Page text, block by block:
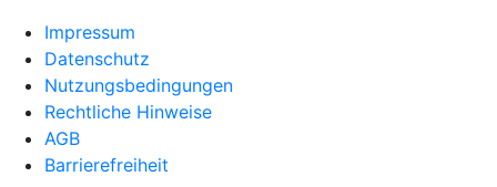
Impressum
Datenschutz
Nutzungsbedingungen
Rechtliche Hinweise
AGB
Barrierefreiheit